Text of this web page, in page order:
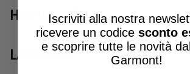
HIGHLIGHTS
LACELOCK
Iscriviti alla nostra
ricevere un codice sconto
e scoprire tutte le novità
Garmont!